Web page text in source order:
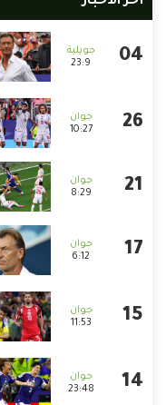
23:9
10:27
8:29
6:12
11:53
23:48